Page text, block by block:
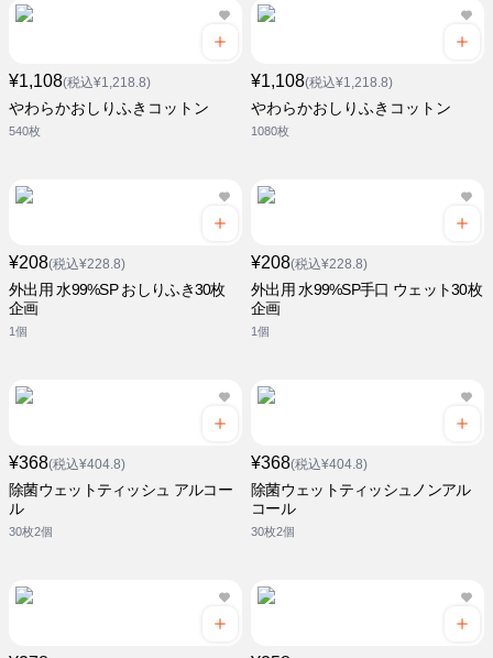
¥1,108(税込¥1,218.8)
やわらかおしりふきコットン
540枚
¥1,108(税込¥1,218.8)
やわらかおしりふきコットン
1080枚
¥208(税込¥228.8)
外出用 水99%SP おしりふき30枚
企画
1個
¥208(税込¥228.8)
外出用 水99%SP手口 ウェット30枚
企画
1個
¥368(税込¥404.8)
除菌ウェットティッシュ アルコー
ル
30枚2個
¥368(税込¥404.8)
除菌ウェットティッシュノンアル
コール
30枚2個